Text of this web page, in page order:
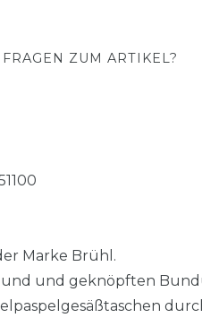
FRAGEN ZUM ARTIKEL?
Marke Brühl.
und geknöpften